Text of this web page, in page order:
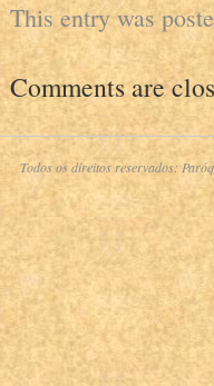
This entry was
Comments are
Todos os direitos reservados: